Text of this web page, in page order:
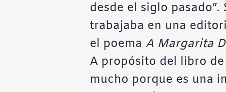
desde el siglo
trabajaba en una
el poema A Margarita
A propósito del libro
mucho porque es una